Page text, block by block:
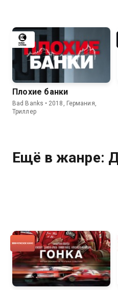
Плохие банки
Bad Banks • 2018, Германия,
Триллер
Ещё в жанре: